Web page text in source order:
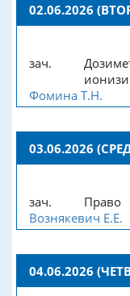
02.06.2026
зач.
Фомина Т.Н.
03.06.2026
зач.
Право
Вознякевич Е.Е.
04.06.2026